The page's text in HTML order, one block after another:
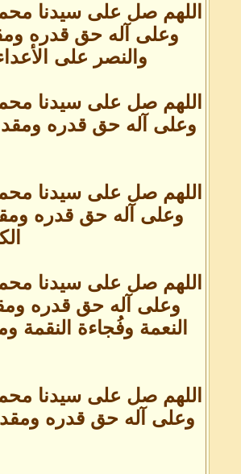
اللهم صل على سيدنا
وعلى آله حق قدره
والنصر على
اللهم صل على سيدنا
وعلى آله حق قدره
اللهم صل على سيدنا
وعلى آله حق قدره
اللهم صل على سيدنا
وعلى آله حق قدره
النعمة وفُجاءة
اللهم صل على سيدنا
وعلى آله حق قدره